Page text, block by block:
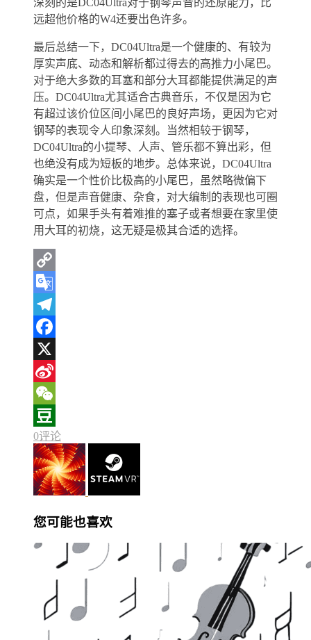
远超他价格的W4还要出色许多。
最后总结一下，DC04Ultra是一个健康的、有较为
厚实声底、动态和解析都过得去的高推力小尾巴。
对于绝大多数的耳塞和部分大耳都能提供满足的声
压。DC04Ultra尤其适合古典音乐，不仅是因为它
有超过该价位区间小尾巴的良好声场，更因为它对
钢琴的表现令人印象深刻。当然相较于钢琴，
DC04Ultra的小提琴、人声、管乐都不算出彩，但
也绝没有成为短板的地步。总体来说，DC04Ultra
确实是一个性价比极高的小尾巴，虽然略微偏下
盘，但是声音健康、杂食，对大编制的表现也可圈
可点，如果手头有着难推的塞子或者想要在家里使
用大耳的初烧，这无疑是极其合适的选择。
Copy
Link
Google
Translate
Telegram
Facebook
X
Sina
Weibo
WeChat
Douban
0评论
您可能也喜欢